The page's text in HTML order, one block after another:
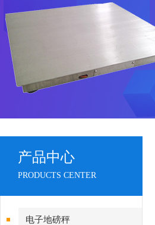
产品中心
PRODUCTS CENTER
电子地磅秤